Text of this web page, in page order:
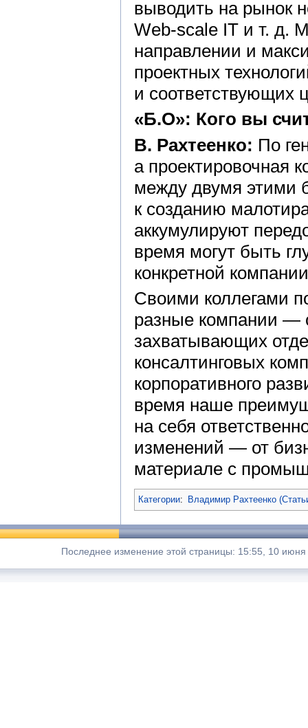
выводить на рынок
Web-scale IT и т. д.
направлении и
проектных
и соответствующих
«Б.О»: Кого вы
В. Рахтеенко: По
а проектировочная
между двумя этими
к созданию
аккумулируют
время могут быть
конкретной
Своими коллегами
разные компании —
захватывающих
консалтинговых
корпоративного
время наше
на себя
изменений — от
материале с
Категории: Владимир Рахтеенко
Последнее изменение этой страницы: 15:55, 10